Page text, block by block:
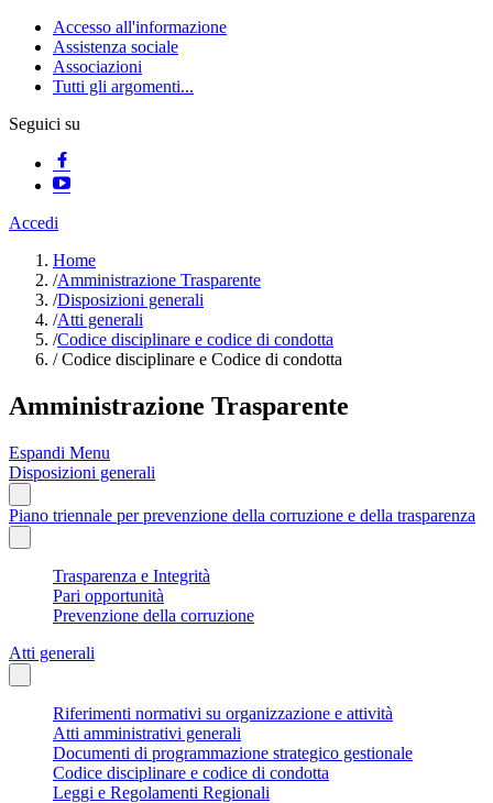
Accesso all'informazione
Assistenza sociale
Associazioni
Tutti gli argomenti...
Seguici su
Accedi
Home
/Amministrazione Trasparente
/Disposizioni generali
/Atti generali
/Codice disciplinare e codice di condotta
/Codice disciplinare e Codice di condotta
Amministrazione Trasparente
Espandi Menu
Disposizioni generali
Piano triennale per prevenzione della corruzione e della trasparenza
Trasparenza e Integrità
Pari opportunità
Prevenzione della corruzione
Atti generali
Riferimenti normativi su organizzazione e attività
Atti amministrativi generali
Documenti di programmazione strategico gestionale
Codice disciplinare e codice di condotta
Leggi e Regolamenti Regionali